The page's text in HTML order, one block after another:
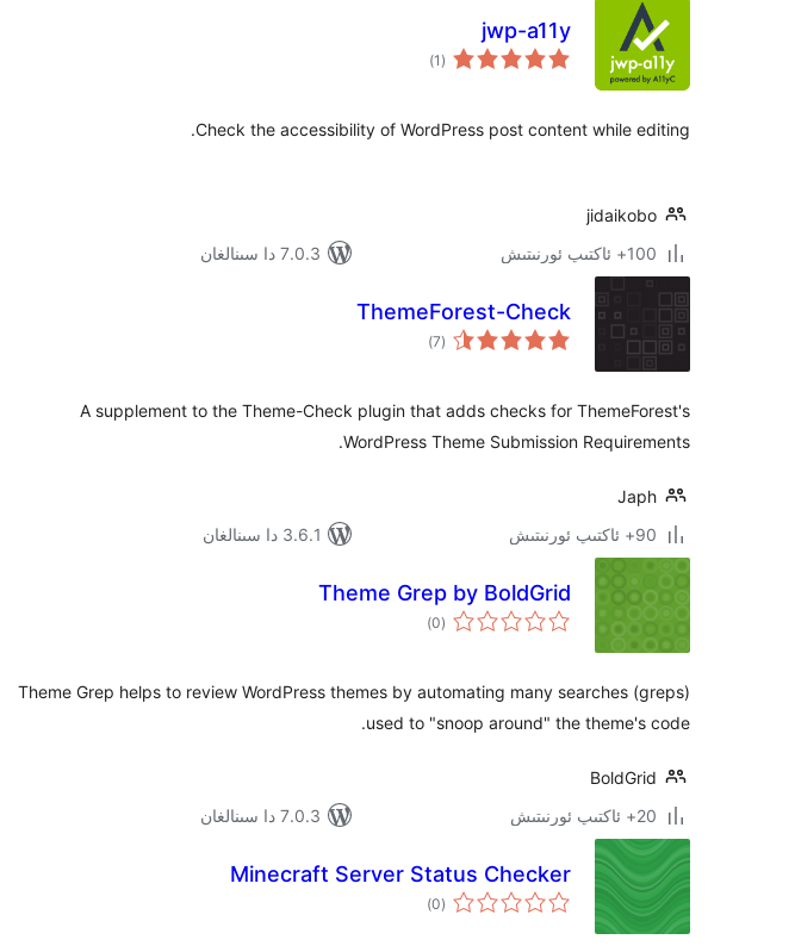
jwp-a11y
(1 ئومۇمىي
دەرىجە)
Check the accessibility of WordPress post content while editing.
jidaikobo
100+ ئاكتىپ ئورنىتىش
7.0.3 دا سىنالغان
ThemeForest-Check
(7 ئومۇمىي
دەرىجە)
A supplement to the Theme-Check plugin that adds checks for ThemeForest's
WordPress Theme Submission Requirements.
Japh
90+ ئاكتىپ ئورنىتىش
3.6.1 دا سىنالغان
Theme Grep by BoldGrid
(0 ئومۇمىي
دەرىجە
)
Theme Grep helps to review WordPress themes by automating many searches (greps)
used to "snoop around" the theme's code.
BoldGrid
20+ ئاكتىپ ئورنىتىش
7.0.3 دا سىنالغان
Minecraft Server Status Checker
(0 ئومۇمىي
دەرىجە
)